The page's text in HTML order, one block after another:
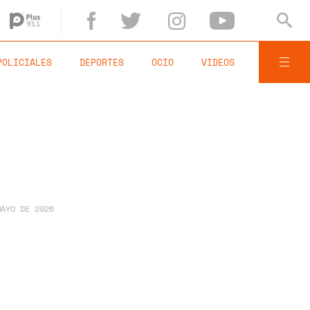
DEPORTES OCIO VIDEOS
DE 2026